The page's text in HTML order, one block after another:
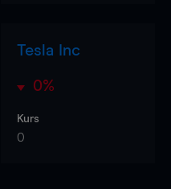
Tesla Inc
0%
Kurs
0